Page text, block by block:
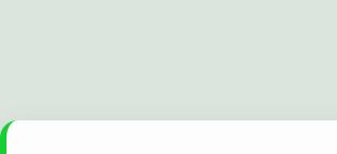
betexper yeni girişilbet